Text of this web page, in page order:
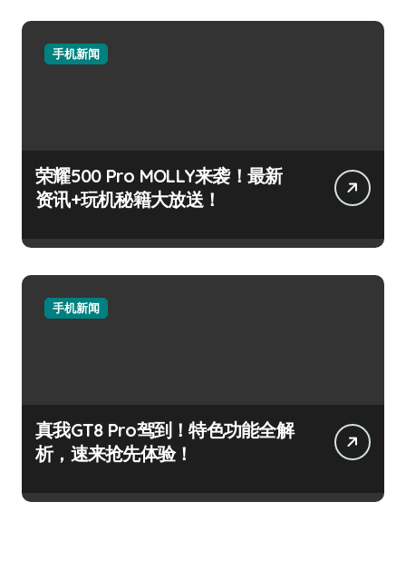
手机新闻
荣耀500 Pro MOLLY来袭！最新
资讯+玩机秘籍大放送！
手机新闻
真我GT8 Pro驾到！特色功能全解
析，速来抢先体验！